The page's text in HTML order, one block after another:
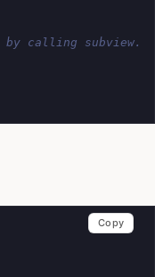
by calling
Copy